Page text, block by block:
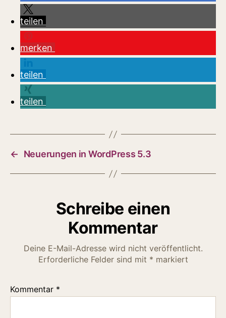
teilen
merken
teilen
teilen
← Neuerungen in WordPress 5.3
Schreibe einen
Kommentar
Deine E-Mail-Adresse wird nicht veröffentlicht.
Erforderliche Felder sind mit * markiert
Kommentar *